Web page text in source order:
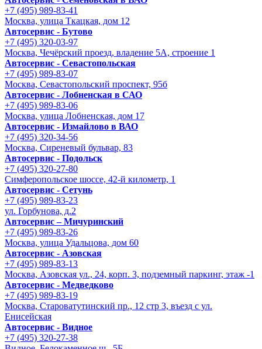
+7 (495) 989-83-41
Москва, улица Ткацкая, дом 12
Автосервис - Бутово
+7 (495) 320-03-97
Москва, Чечёрский проезд, владение 5А, строение 1
Автосервис - Cевастопольская
+7 (495) 989-83-07
Москва, Севастопольский проспект, 95б
Автосервис - Лобненская в САО
+7 (495) 989-83-06
Москва, улица Лобненская, дом 17
Автосервис - Измайлово в ВАО
+7 (495) 320-34-56
Москва, Сиреневый бульвар, 83
Автосервис - Подольск
+7 (495) 320-27-80
Симферопольское шоссе, 42-й километр, 1
Автосервис - Сетунь
+7 (495) 989-83-23
ул. Горбунова, д.2
Автосервис – Мичуринский
+7 (495) 989-83-26
Москва, улица Удальцова, дом 60
Автосервис - Азовская
+7 (495) 989-83-13
Москва, Азовская ул., 24, корп. 3, подземный паркинг, этаж -1
Автосервис - Медведково
+7 (495) 989-83-19
Москва, Староватутинский пр., 12 стр 3, въезд с ул.
Енисейская
Автосервис - Видное
+7 (495) 320-27-38